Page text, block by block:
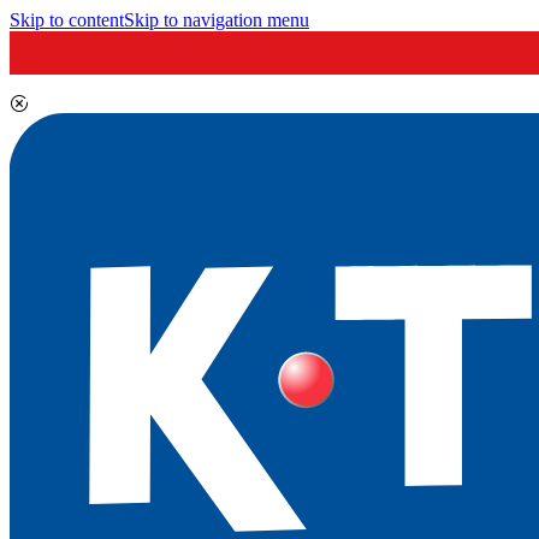
Skip to contentSkip to navigation menu